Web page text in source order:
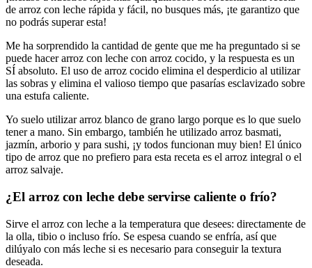
de arroz con leche rápida y fácil, no busques más, ¡te garantizo que
no podrás superar esta!
Me ha sorprendido la cantidad de gente que me ha preguntado si se
puede hacer arroz con leche con arroz cocido, y la respuesta es un
SÍ absoluto. El uso de arroz cocido elimina el desperdicio al utilizar
las sobras y elimina el valioso tiempo que pasarías esclavizado sobre
una estufa caliente.
Yo suelo utilizar arroz blanco de grano largo porque es lo que suelo
tener a mano. Sin embargo, también he utilizado arroz basmati,
jazmín, arborio y para sushi, ¡y todos funcionan muy bien! El único
tipo de arroz que no prefiero para esta receta es el arroz integral o el
arroz salvaje.
¿El arroz con leche debe servirse caliente o frío?
Sirve el arroz con leche a la temperatura que desees: directamente de
la olla, tibio o incluso frío. Se espesa cuando se enfría, así que
dilúyalo con más leche si es necesario para conseguir la textura
deseada.